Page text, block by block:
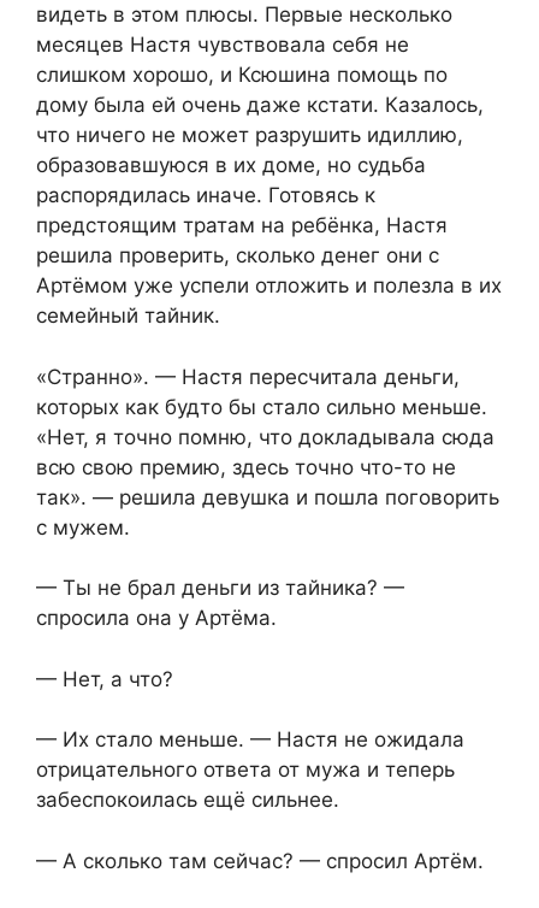
видеть в этом плюсы. Первые несколько
месяцев Настя чувствовала себя не
слишком хорошо, и Ксюшина помощь по
дому была ей очень даже кстати. Казалось,
что ничего не может разрушить идиллию,
образовавшуюся в их доме, но судьба
распорядилась иначе. Готовясь к
предстоящим тратам на ребёнка, Настя
решила проверить, сколько денег они с
Артёмом уже успели отложить и полезла в их
семейный тайник.
«Странно». — Настя пересчитала деньги,
которых как будто бы стало сильно меньше.
«Нет, я точно помню, что докладывала сюда
всю свою премию, здесь точно что-то не
так». — решила девушка и пошла поговорить
с мужем.
— Ты не брал деньги из тайника? —
спросила она у Артёма.
— Нет, а что?
— Их стало меньше. — Настя не ожидала
отрицательного ответа от мужа и теперь
забеспокоилась ещё сильнее.
— А сколько там сейчас? — спросил Артём.